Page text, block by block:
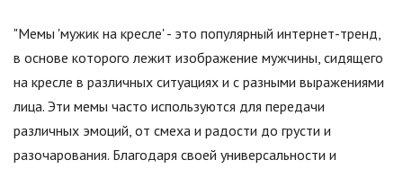
"Мемы 'мужик на кресле' - это популярный интернет-тренд,
в основе которого лежит изображение мужчины, сидящего
на кресле в различных ситуациях и с разными выражениями
лица. Эти мемы часто используются для передачи
различных эмоций, от смеха и радости до грусти и
разочарования. Благодаря своей универсальности и